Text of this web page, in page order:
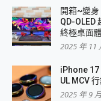
開箱~變
QD-OLED
終極桌面
2025 年 11
iPhone 17
UL MCV
2025 年 9